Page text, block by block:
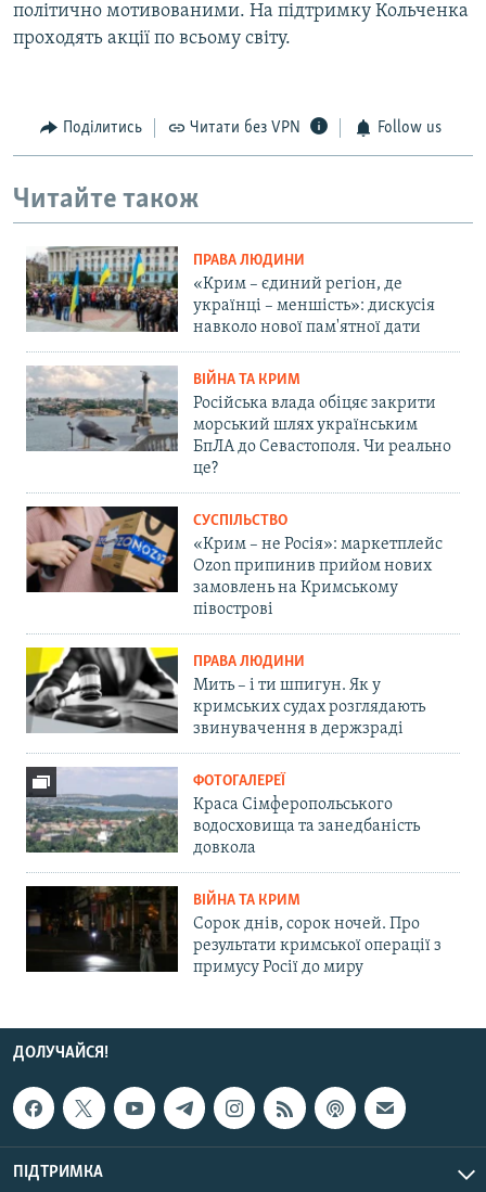
політично мотивованими. На підтримку Кольченка
проходять акції по всьому світу.
Поділитись Читати без VPN Follow us
Читайте також
ПРАВА ЛЮДИНИ
«Крим – єдиний регіон, де
українці – меншість»: дискусія
навколо нової пам'ятної дати
ВІЙНА ТА КРИМ
Російська влада обіцяє закрити
морський шлях українським
БпЛА до Севастополя. Чи реально
це?
СУСПІЛЬСТВО
«Крим – не Росія»: маркетплейс
Ozon припинив прийом нових
замовлень на Кримському
півострові
ПРАВА ЛЮДИНИ
Мить – і ти шпигун. Як у
кримських судах розглядають
звинувачення в держзраді
ФОТОГАЛЕРЕЇ
Краса Сімферопольського
водосховища та занедбаність
довкола
ВІЙНА ТА КРИМ
Сорок днів, сорок ночей. Про
результати кримської операції з
примусу Росії до миру
ДОЛУЧАЙСЯ!
ПІДТРИМКА